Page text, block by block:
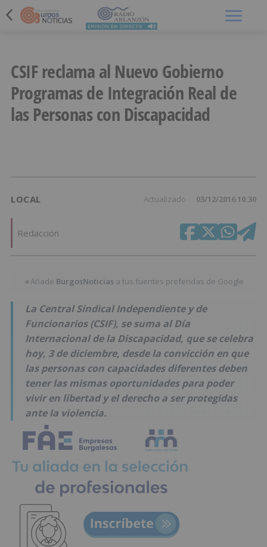
CSIF reclama al Nuevo Gobierno
Programas de Integración Real de
las Personas con Discapacidad
LOCAL Actualizado 03/12/2016 10:30
Redacción
★Añade BurgosNoticias a tus fuentes preferidas de Google
La Central Sindical Independiente y de
Funcionarios (CSIF), se suma al Día
Internacional de la Discapacidad, que se celebra
hoy, 3 de diciembre, desde la convicción en que
las personas con capacidades diferentes deben
tener las mismas oportunidades para poder
vivir en libertad y el derecho a ser protegidas
ante la violencia.